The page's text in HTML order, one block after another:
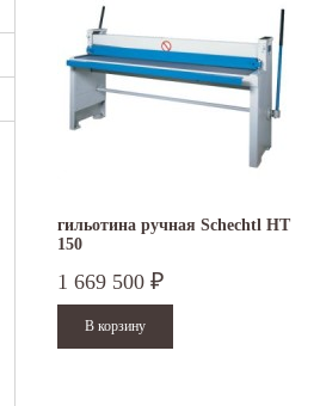
гильотина ручная Schechtl HT
150
1 669 500 ₽